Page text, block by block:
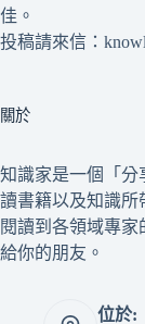
佳。
投稿請來信：
關於
知識家是一個「分
讀書籍以及知識所
閱讀到各領域專
給你的朋友。
位於: